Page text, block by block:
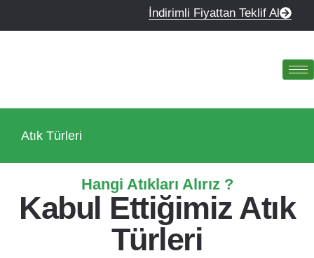
İndirimli Fiyattan Teklif Al
Atık Türleri
Hangi Atıkları Alırız ?
Kabul Ettiğimiz Atık
Türleri